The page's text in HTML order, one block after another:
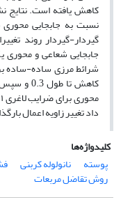
کاهش یافته است. نتایج
نسبت به جابجایی
گیردار-گیردار روند
جابجایی شعاعی و محوری
کاهش تا
داد تغییر زاویه اعمال
کلیدواژه‌ها
پوسته
نانولوله کربنی
روش تقاضل مربعات